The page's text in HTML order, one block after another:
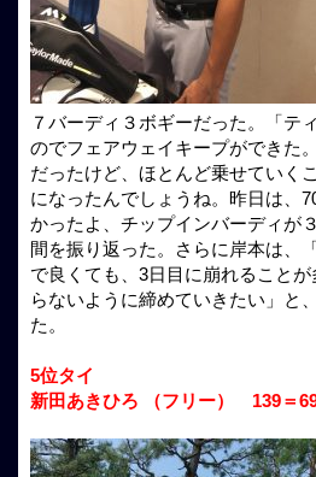
７バーディ３ボギーだった。「テ
のでフェアウェイキープができた
だったけど、ほとんど乗せていく
になったんでしょうね。昨日は、
かったよ、チップインバーディが
間を振り返った。さらに岸本は、
で良くても、3日目に崩れること
らないように締めていきたい」と
た。
5位タイ
新田あきひろ （フリー） 139＝69